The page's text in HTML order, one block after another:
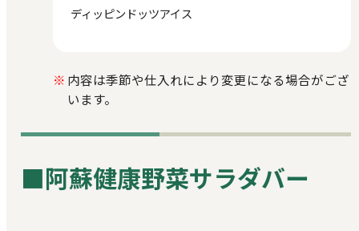
ディッピンドッツアイス
内容は季節や仕入れにより変更になる場合がござ
います。
■阿蘇健康野菜サラダバー